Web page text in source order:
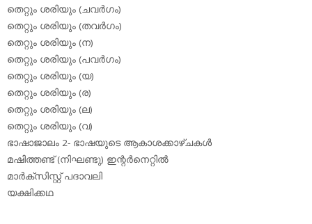
തെറ്റും ശരിയും (ചവര്‍ഗം)
തെറ്റും ശരിയും (തവര്‍ഗം)
തെറ്റും ശരിയും (ന)
തെറ്റും ശരിയും (പവര്‍ഗം)
തെറ്റും ശരിയും (യ)
തെറ്റും ശരിയും (ര)
തെറ്റും ശരിയും (ല)
തെറ്റും ശരിയും (വ)
ഭാഷാജാലം 2- ഭാഷയുടെ ആകാശക്കാഴ്ചകള്‍
മഷിത്തണ്ട് (നിഘണ്ടു) ഇന്റര്‍നെറ്റില്‍
മാര്‍ക്‌സിസ്റ്റ് പദാവലി
യക്ഷിക്കഥ